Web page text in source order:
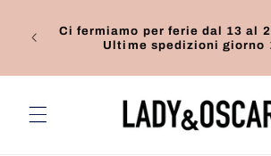
ai contenutiCi fermiamo per ferie dal 13 al
Ultime spedizioni giorno